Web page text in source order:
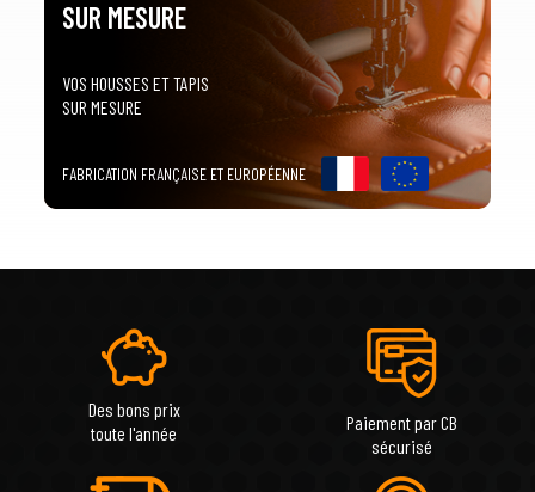
Tous les modèles
arrow_drop_down
SUR MESURE
VOS HOUSSES ET TAPIS
SUR MESURE
FABRICATION FRANÇAISE ET EUROPÉENNE
Des bons prix
toute l'année
Paiement par CB
sécurisé